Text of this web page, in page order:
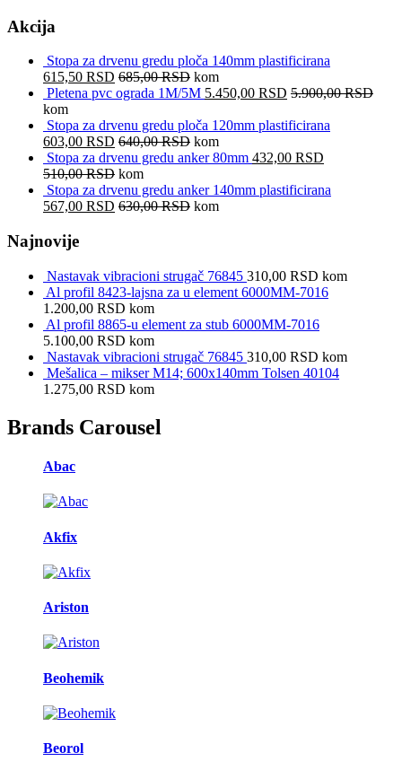
Akcija
Stopa za drvenu gredu ploča 140mm plastificirana
615,50 RSD 685,00RSD kom
Pletena pvc ograda 1M/5M 5.450,00 RSD 5.900,00RSD
kom
Stopa za drvenu gredu ploča 120mm plastificirana
603,00 RSD 640,00RSD kom
Stopa za drvenu gredu anker 80mm 432,00 RSD
510,00RSD kom
Stopa za drvenu gredu anker 140mm plastificirana
567,00 RSD 630,00RSD kom
Najnovije
Nastavak vibracioni strugač 76845 310,00 RSD kom
Al profil 8423-lajsna za u element 6000MM-7016
1.200,00 RSD kom
Al profil 8865-u element za stub 6000MM-7016
5.100,00 RSD kom
Nastavak vibracioni strugač 76845 310,00 RSD kom
Mešalica – mikser M14; 600x140mm Tolsen 40104
1.275,00 RSD kom
Brands Carousel
Abac
Akfix
Ariston
Beohemik
Beorol